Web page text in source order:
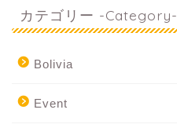
カテゴリー -Category-
Bolivia
Event